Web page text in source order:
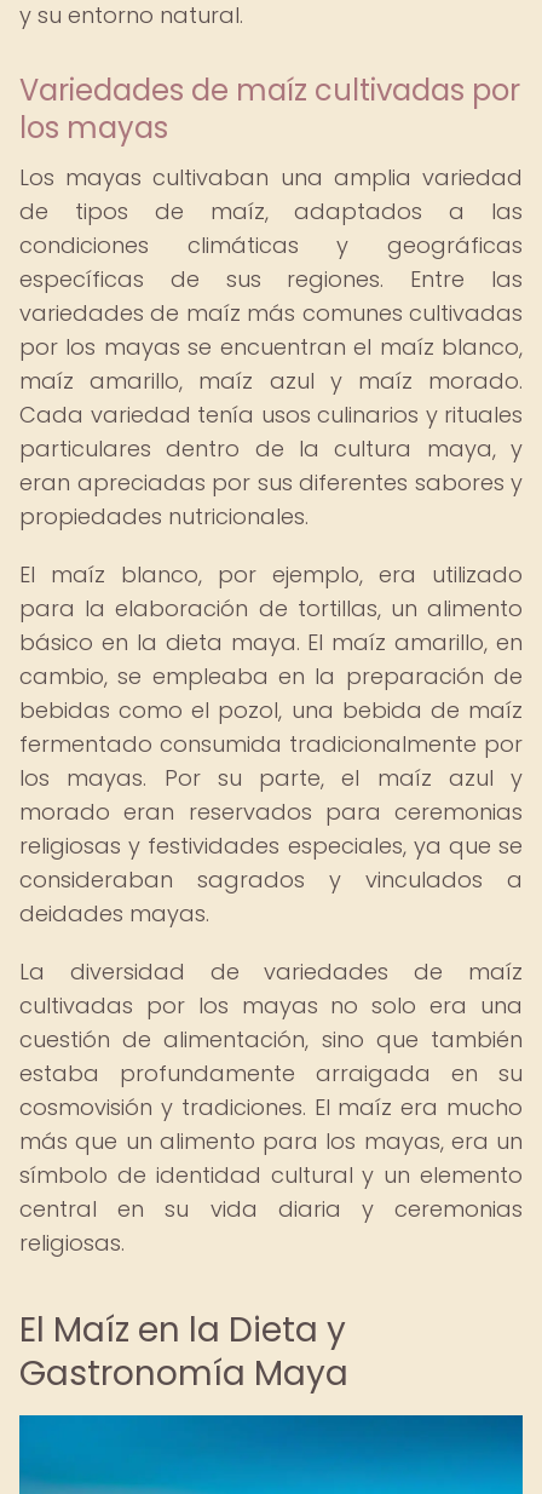
y su entorno natural.
Variedades de maíz cultivadas por
los mayas
Los mayas cultivaban una amplia variedad
de tipos de maíz, adaptados a las
condiciones climáticas y geográficas
específicas de sus regiones. Entre las
variedades de maíz más comunes cultivadas
por los mayas se encuentran el maíz blanco,
maíz amarillo, maíz azul y maíz morado.
Cada variedad tenía usos culinarios y rituales
particulares dentro de la cultura maya, y
eran apreciadas por sus diferentes sabores y
propiedades nutricionales.
El maíz blanco, por ejemplo, era utilizado
para la elaboración de tortillas, un alimento
básico en la dieta maya. El maíz amarillo, en
cambio, se empleaba en la preparación de
bebidas como el pozol, una bebida de maíz
fermentado consumida tradicionalmente por
los mayas. Por su parte, el maíz azul y
morado eran reservados para ceremonias
religiosas y festividades especiales, ya que se
consideraban sagrados y vinculados a
deidades mayas.
La diversidad de variedades de maíz
cultivadas por los mayas no solo era una
cuestión de alimentación, sino que también
estaba profundamente arraigada en su
cosmovisión y tradiciones. El maíz era mucho
más que un alimento para los mayas, era un
símbolo de identidad cultural y un elemento
central en su vida diaria y ceremonias
religiosas.
El Maíz en la Dieta y
Gastronomía Maya